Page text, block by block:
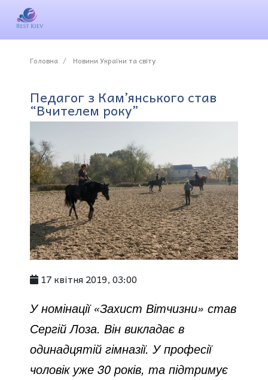
Головна Новини України та світу
Педагог з Кам’янського став
“Вчителем року”
17 квітня 2019, 03:00
У номінації «Захист Вітчизни» став
Сергій Лоза. Він викладає в
одинадцятій гімназії. У професії
чоловік уже 30 років, та підтримує